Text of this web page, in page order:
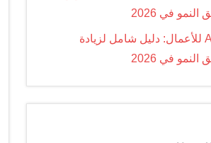
النمو في 2026
أفضل أدوات AI للأعمال: دليل شامل لزيادة
النمو في 2026